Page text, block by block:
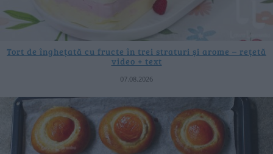
Tort de înghețată cu fructe în trei straturi și arome – rețetă
video + text
07.08.2026